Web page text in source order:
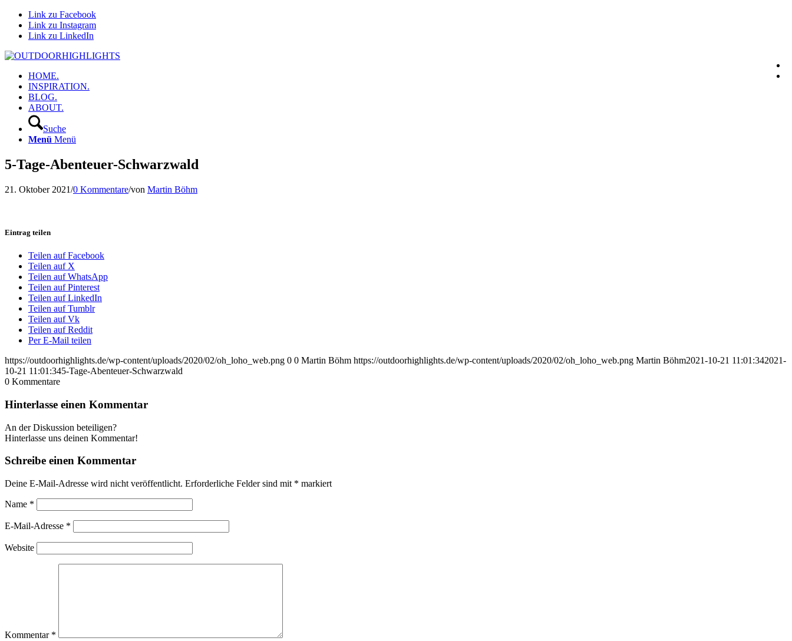
Link zu Facebook
Link zu Instagram
Link zu LinkedIn
HOME.
INSPIRATION.
BLOG.
ABOUT.
Suche
Menü Menü
5-Tage-Abenteuer-Schwarzwald
21. Oktober 2021/0 Kommentare/von Martin Böhm
Eintrag teilen
Teilen auf Facebook
Teilen auf X
Teilen auf WhatsApp
Teilen auf Pinterest
Teilen auf LinkedIn
Teilen auf Tumblr
Teilen auf Vk
Teilen auf Reddit
Per E-Mail teilen
https://outdoorhighlights.de/wp-content/uploads/2020/02/oh_loho_web.png 0 0 Martin Böhm https://outdoorhighlights.de/wp-content/uploads/2020/02/oh_loho_web.png Martin Böhm2021-10-21 11:01:342021-
10-21 11:01:345-Tage-Abenteuer-Schwarzwald
0 Kommentare
Hinterlasse einen Kommentar
An der Diskussion beteiligen?
Hinterlasse uns deinen Kommentar!
Schreibe einen Kommentar
Deine E-Mail-Adresse wird nicht veröffentlicht. Erforderliche Felder sind mit * markiert
Name *
E-Mail-Adresse *
Website
Kommentar *